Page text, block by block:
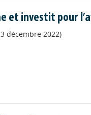
et investit pour
décembre 2022)